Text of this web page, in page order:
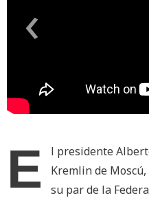
‹
E
l presidente
Kremlin de
su par de la